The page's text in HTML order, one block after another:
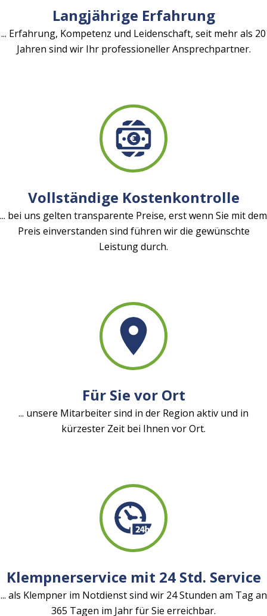
Langjährige Erfahrung
... Erfahrung, Kompetenz und Leidenschaft, seit mehr als 20
Jahren sind wir Ihr professioneller Ansprechpartner.
Vollständige Kostenkontrolle
... bei uns gelten transparente Preise, erst wenn Sie mit dem
Preis einverstanden sind führen wir die gewünschte
Leistung durch.
Für Sie vor Ort
... unsere Mitarbeiter sind in der Region aktiv und in
kürzester Zeit bei Ihnen vor Ort.
Klempnerservice mit 24 Std. Service
... als Klempner im Notdienst sind wir 24 Stunden am Tag an
365 Tagen im Jahr für Sie erreichbar.